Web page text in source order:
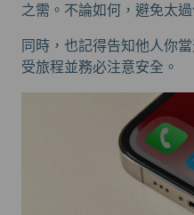
之需。不論如何，避免太過
同時，也記得告知他人你
受旅程並務必注意安全。